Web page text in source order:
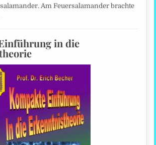
Am Feuersalamander brachte
in die